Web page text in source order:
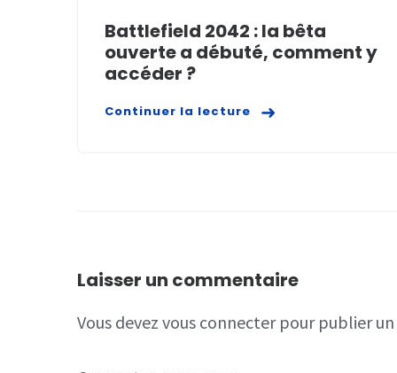
Battlefield 2042 : la bêta
ouverte a débuté, comment y
accéder ?
Continuer la lecture
Laisser un commentaire
Vous devez vous connecterpour publier